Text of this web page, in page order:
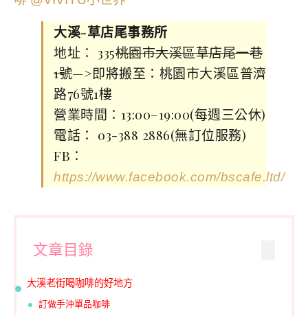
大溪-草店尾事務所
地址： 335桃園市大溪區草店尾一巷
1號—>即將搬至：桃園市大溪區普濟
路76號1樓
營業時間：13:00–19:00(每週三公休)
電話： 03-388 2886(無訂位服務)
FB：
https://www.facebook.com/bscafe.ltd/
文章目錄
大溪老街喝咖啡的好地方
訂做手沖單品咖啡